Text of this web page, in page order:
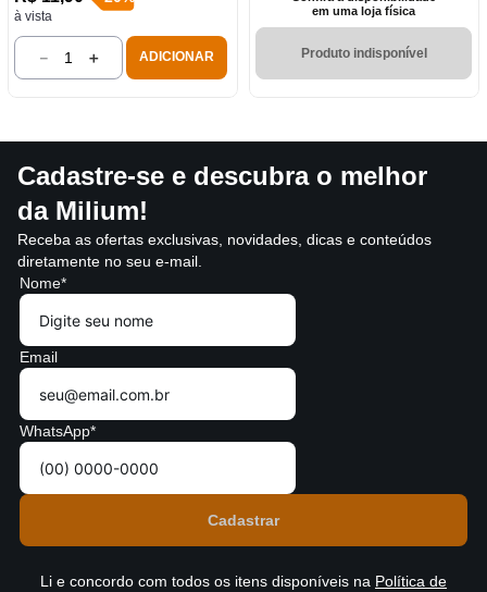
à vista
＋
－ ADICIONAR
em uma loja física
Produto indisponível
Cadastre-se e descubra o melhor
da Milium!
Receba as ofertas exclusivas, novidades, dicas e conteúdos
diretamente no seu e-mail.
Nome*
Email
WhatsApp*
Li e concordo com todos os itens disponíveis na Política de